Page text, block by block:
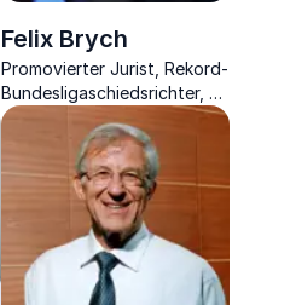
Felix Brych
Promovierter Jurist, Rekord-
Bundesligaschiedsrichter, 2x
Welt-Schiedsrichter, 6x dt.
Schiedsrichter des Jahres,
Referent zu
Menschenführung & Mut zu
Entscheidungen